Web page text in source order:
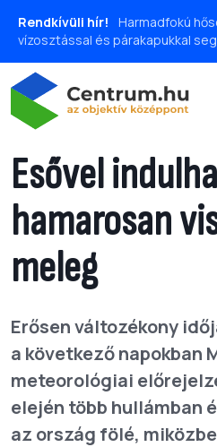
Rendkívüli hír!
Harmadfokú
vízosztással és párakapukkal
Esővel
hamarosan
meleg
Erősen változékony
a következő napokban
meteorológiai
elején több hullámban
az ország fölé,